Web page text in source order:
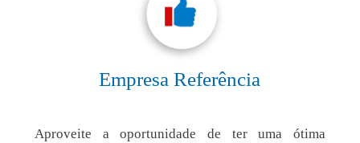
Empresa Referência
Aproveite a oportunidade de ter uma ótima